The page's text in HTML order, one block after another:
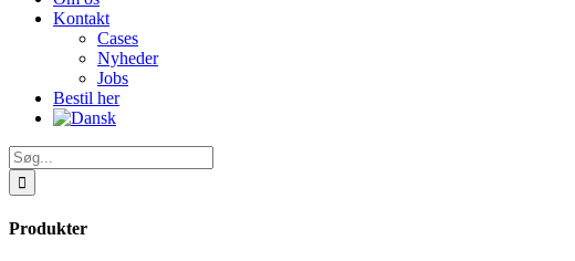
Kontakt
Cases
Nyheder
Jobs
Bestil her
Søg
efter:
Produkter